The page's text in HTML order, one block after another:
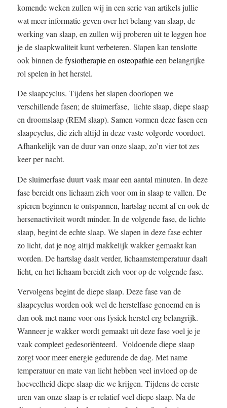
komende weken zullen wij in een serie van artikels jullie
wat meer informatie geven over het belang van slaap, de
werking van slaap, en zullen wij proberen uit te leggen hoe
je de slaapkwaliteit kunt verbeteren. Slapen kan tenslotte
ook binnen defysiotherapieen osteopathieeen belangrijke
rol spelen in het herstel.
De slaapcyclus. Tijdens het slapen doorlopen we
verschillende fasen; de sluimerfase, lichte slaap, diepe slaap
en droomslaap (REM slaap). Samen vormen deze fasen een
slaapcyclus, die zich altijd in deze vaste volgorde voordoet.
Afhankelijk van de duur van onze slaap, zo’n vier tot zes
keer per nacht.
De sluimerfase duurt vaak maar een aantal minuten. In deze
fase bereidt ons lichaam zich voor om in slaap te vallen. De
spieren beginnen te ontspannen, hartslag neemt af en ook de
hersenactiviteit wordt minder. In de volgende fase, de lichte
slaap, begint de echte slaap. We slapen in deze fase echter
zo licht, dat je nog altijd makkelijk wakker gemaakt kan
worden. De hartslag daalt verder, lichaamstemperatuur daalt
licht, en het lichaam bereidt zich voor op de volgende fase.
Vervolgens begint de diepe slaap. Deze fase van de
slaapcyclus worden ook wel de herstelfase genoemd en is
dan ook met name voor ons fysiek herstel erg belangrijk.
Wanneer je wakker wordt gemaakt uit deze fase voel je je
vaak compleet gedesoriënteerd. Voldoende diepe slaap
zorgt voor meer energie gedurende de dag. Met name
temperatuur en mate van licht hebben veel invloed op de
hoeveelheid diepe slaap die we krijgen. Tijdens de eerste
uren van onze slaap is er relatief veel diepe slaap. Na de